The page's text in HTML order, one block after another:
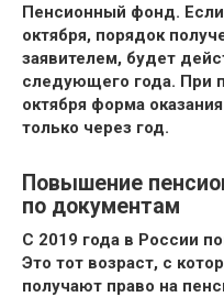
Пенсионный фонд. Если
октября, порядок
заявителем, будет
следующего года. При
октября форма
только через год.
Повышение
по документам
С 2019 года в России
Это тот возраст, с
получают право на